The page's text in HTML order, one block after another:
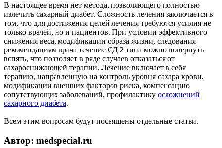
В настоящее время нет метода, позволяющего полностью
излечить сахарный диабет. Сложность лечения заключается в
том, что для достижения целей лечения требуются усилия не
только врачей, но и пациентов. При условии эффективного
снижения веса, модификации образа жизни, следования
рекомендациям врача течение СД 2 типа можно повернуть
вспять, что позволяет в ряде случаев отказаться от
сахароснижающей терапии. Лечение включает в себя
терапию, направленную на контроль уровня сахара крови,
модификации внешних факторов риска, компенсацию
сопутствующих заболеваний, профилактику осложнений
сахарного диабета.
Всем этим вопросам будут посвящены отдельные статьи.
Автор: medspecial.ru